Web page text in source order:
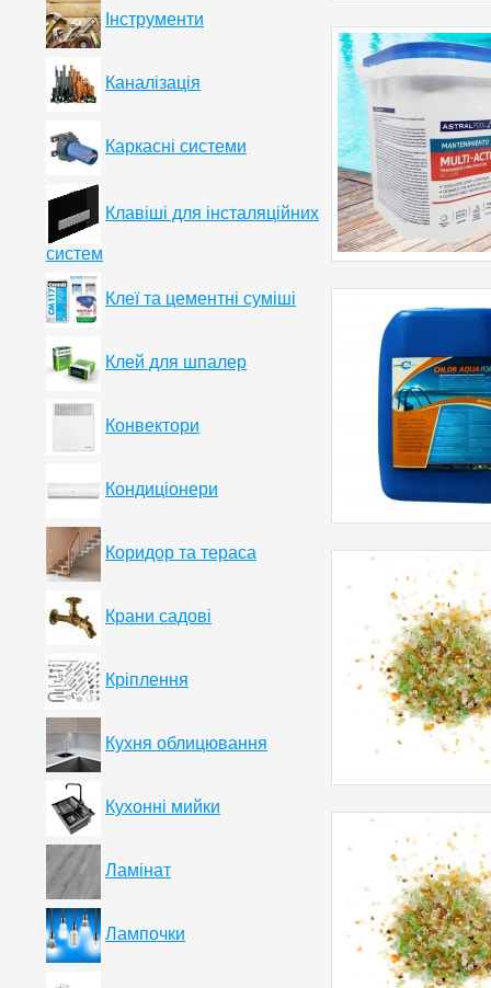
Інструменти
Каналізація
Каркасні системи
Клавіші для інсталяційних
систем
Клеї та цементні суміші
Клей для шпалер
Конвектори
Кондиціонери
Коридор та тераса
Крани садові
Кріплення
Кухня облицювання
Кухонні мийки
Ламінат
Лампочки